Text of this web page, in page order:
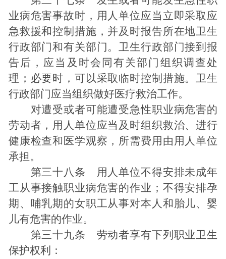
业病危害事故时，用人单位应当立即采取应
急救援和控制措施，并及时报告所在地卫生
行政部门和有关部门。卫生行政部门接到报
告后，应当及时会同有关部门组织调查处
理；必要时，可以采取临时控制措施。卫生
行政部门应当组织做好医疗救治工作。
对遭受或者可能遭受急性职业病危害的
劳动者，用人单位应当及时组织救治、进行
健康检查和医学观察，所需费用由用人单位
承担。
第三十八条 用人单位不得安排未成年
工从事接触职业病危害的作业；不得安排孕
期、哺乳期的女职工从事对本人和胎儿、婴
儿有危害的作业。
第三十九条 劳动者享有下列职业卫生
保护权利：